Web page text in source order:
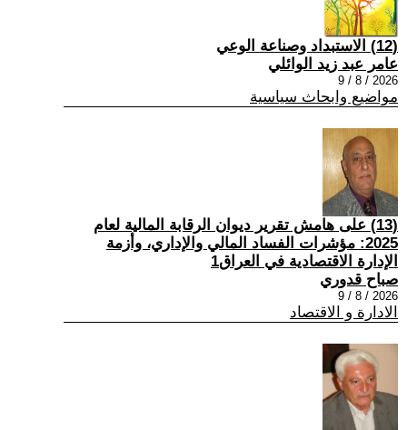
(12) الاستبداد وصناعة الوعي
عامر عبد زيد الوائلي
2026 / 8 / 9
مواضيع وابحاث سياسية
(13) على هامش تقرير ديوان الرقابة المالية لعام
2025: مؤشرات الفساد المالي والإداري، وأزمة
الإدارة الاقتصادية في العراق1
صباح قدوري
2026 / 8 / 9
الادارة و الاقتصاد